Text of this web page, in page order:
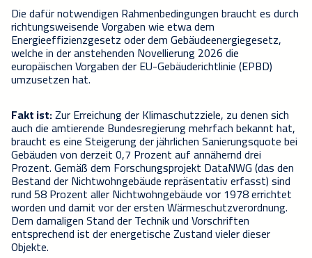
Die dafür notwendigen Rahmenbedingungen braucht es durch
richtungsweisende Vorgaben wie etwa dem
Energieeffizienzgesetz oder dem Gebäudeenergiegesetz,
welche in der anstehenden Novellierung 2026 die
europäischen Vorgaben der EU-Gebäuderichtlinie (EPBD)
umzusetzen hat.
Fakt ist:Zur Erreichung der Klimaschutzziele, zu denen sich
auch die amtierende Bundesregierung mehrfach bekannt hat,
braucht es eine Steigerung der jährlichen Sanierungsquote bei
Gebäuden von derzeit 0,7 Prozent auf annähernd drei
Prozent. Gemäß dem Forschungsprojekt DataNWG (das den
Bestand der Nichtwohngebäude repräsentativ erfasst) sind
rund 58 Prozent aller Nichtwohngebäude vor 1978 errichtet
worden und damit vor der ersten Wärmeschutzverordnung.
Dem damaligen Stand der Technik und Vorschriften
entsprechend ist der energetische Zustand vieler dieser
Objekte.